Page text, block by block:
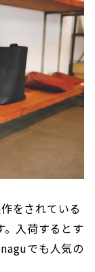
をされている
入荷するとす
でも人気の